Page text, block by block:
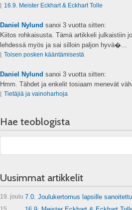
16.9. Meister Eckhart & Eckhart Tolle
Daniel Nylund sanoi 3 vuotta sitten:
Kiitos rohkaisusta. Tämä artikkeli julkaistiin
lehdessä myös ja sai silloin paljon hyvä�...
Toisen posken kääntämisestä
Daniel Nylund sanoi 3 vuotta sitten:
Hmm. Tähdet ja enkelit tosiaam menevät
Tietäjiä ja vainoharhoja
Hae teoblogista
Uusimmat artikkelit
19. joulu 7.0. Joulukertomus lapsille